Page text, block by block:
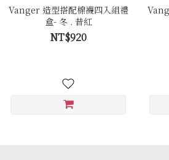
Vanger 造型搭配棉襪四入組禮
盒- 冬 . 昔紅
NT$920